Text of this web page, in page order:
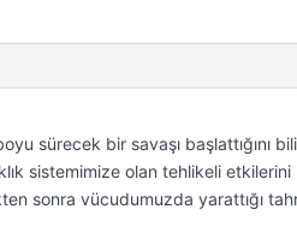
sürecek bir savaşı başlattığını
sistemimize olan tehlikeli etkilerini
sonra vücudumuzda yarattığı